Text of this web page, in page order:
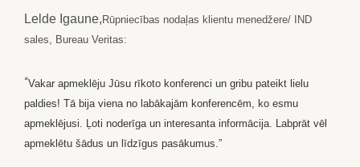
Lelde Igaune,Rūpniecības nodaļas klientu menedžere/ IND
sales, Bureau Veritas:
“Vakar apmeklēju Jūsu rīkoto konferenci un gribu pateikt lielu
paldies! Tā bija viena no labākajām konferencēm, ko esmu
apmeklējusi. Ļoti noderīga un interesanta informācija. Labprāt vēl
apmeklētu šādus un līdzīgus pasākumus.”